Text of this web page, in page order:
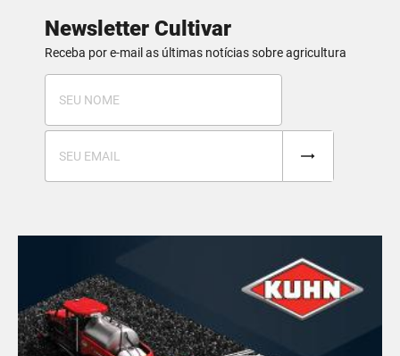
Newsletter Cultivar
Receba por e-mail as últimas notícias sobre agricultura